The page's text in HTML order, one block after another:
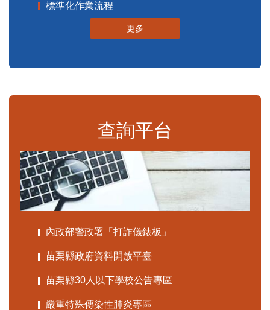
標準化作業流程
更多
查詢平台
內政部警政署「打詐儀錶板」
苗栗縣政府資料開放平臺
苗栗縣30人以下學校公告專區
嚴重特殊傳染性肺炎專區